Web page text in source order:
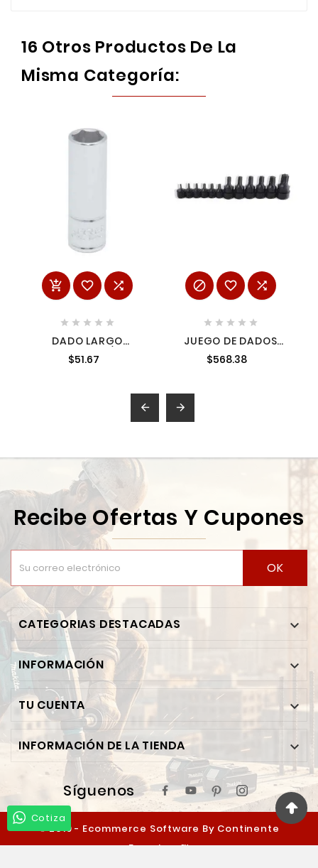
16 Otros Productos De La
Misma Categoría:
  
    
DADO LARGO
CUADRO DE 1/4" 6
PUNTAS EN PULGADAS
$51.67
  
    
JUEGO DE DADOS
CON PUNTA TORX
CUADRO DE 1/4" 3/8"
$568.38
 
Recibe Ofertas Y Cupones
OK
CATEGORIAS DESTACADAS 
INFORMACIÓN 
TU CUENTA 
INFORMACIÓN DE LA TIENDA 
Síguenos
© 2019 - Ecommerce Software By Continente
Ferretero™
Cotiza